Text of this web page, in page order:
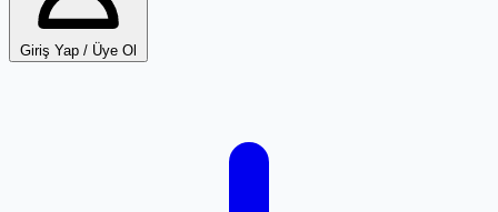
Giriş Yap / Üye Ol